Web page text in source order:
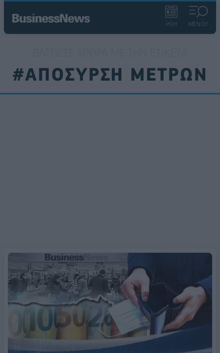
ΡΟΗ ΜΕΝΟΥ
#ΑΠΟΣΥΡΣΗ ΜΕΤΡΩΝ